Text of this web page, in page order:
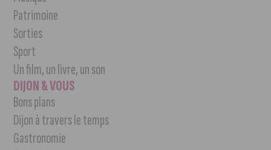
Patrimoine
Sorties
Sport
Un film, un livre, un son
DIJON & VOUS
Bons plans
Dijon à travers le temps
Gastronomie